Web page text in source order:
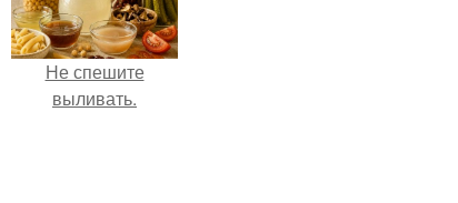
Не спешите
выливать.